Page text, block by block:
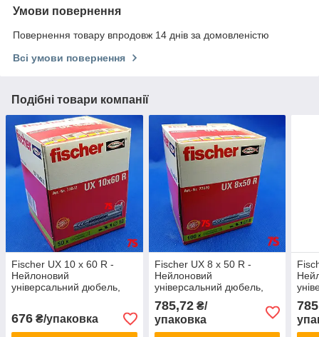
Умови повернення
Повернення товару впродовж 14 днів за домовленістю
Всі умови повернення
Подібні товари компанії
Fischer UX 10 x 60 R -
Нейлоновий
універсальний дюбель,
676 ₴/упаковка
Fischer UX 8 x 50 R -
Нейлоновий
універсальний дюбель,
упаковка 100 шт.
785,72₴/
упаковка